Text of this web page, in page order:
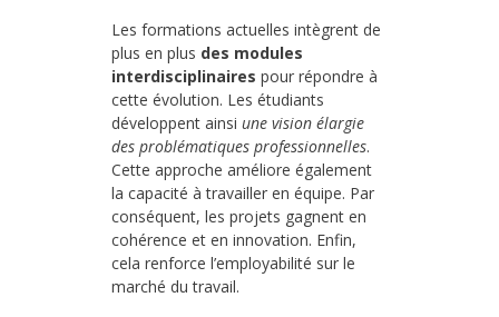
Les formations actuelles intègrent de
plus en plus des modules
interdisciplinaires pour répondre à
cette évolution. Les étudiants
développent ainsi une vision élargie
des problématiques professionnelles.
Cette approche améliore également
la capacité à travailler en équipe. Par
conséquent, les projets gagnent en
cohérence et en innovation. Enfin,
cela renforce l’employabilité sur le
marché du travail.